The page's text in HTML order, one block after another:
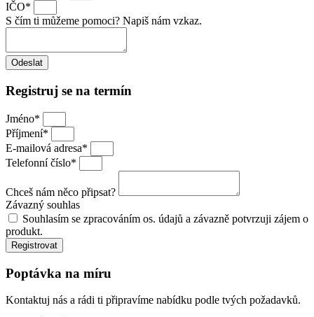
IČO*
S čím ti můžeme pomoci? Napiš nám vzkaz.
Odeslat
Registruj se na termín
Jméno*
Příjmení*
E-mailová adresa*
Telefonní číslo*
Chceš nám něco připsat?
Závazný souhlas
Souhlasím se zpracováním os. údajů a závazně potvrzuji zájem o
produkt.
Registrovat
Poptávka na míru
Kontaktuj nás a rádi ti připravíme nabídku podle tvých požadavků.